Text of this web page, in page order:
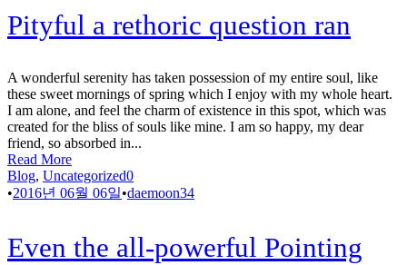
Pityful a rethoric question ran
A wonderful serenity has taken possession of my entire soul, like
these sweet mornings of spring which I enjoy with my whole heart.
I am alone, and feel the charm of existence in this spot, which was
created for the bliss of souls like mine. I am so happy, my dear
friend, so absorbed in...
Read More
Blog, Uncategorized0
•2016년 06월 06일•daemoon34
Even the all-powerful Pointing